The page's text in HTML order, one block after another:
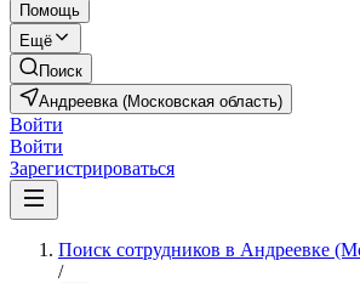
Помощь
Ещё
Поиск
Андреевка (Московская область)
Войти
Войти
Зарегистрироваться
Поиск сотрудников в Андреевке
/